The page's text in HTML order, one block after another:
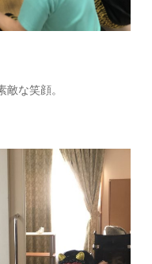
な笑顔。